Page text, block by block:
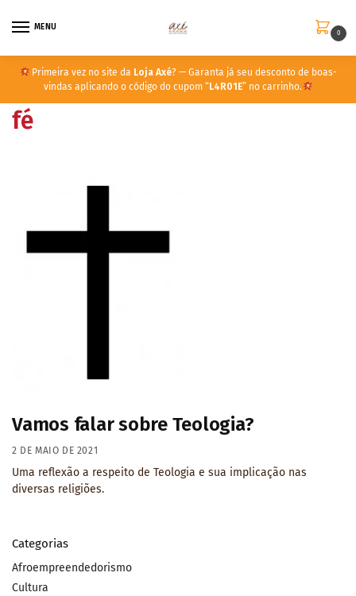
MENU
0
Primeira vez no site da Loja Axé? — Garanta já seu desconto de boas-
vindas aplicando o código do cupom “ L4R01E” no carrinho.
fé
Vamos falar sobre Teologia?
2 DE MAIO DE 2021
Uma reflexão a respeito de Teologia e sua implicação nas
diversas religiões.
Categorias
Afroempreendedorismo
Cultura